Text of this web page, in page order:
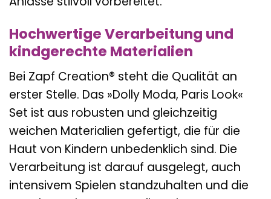
Hochwertige Verarbeitung und
kindgerechte Materialien
Bei Zapf Creation® steht die Qualität an
erster Stelle. Das »Dolly Moda, Paris Look«
Set ist aus robusten und gleichzeitig
weichen Materialien gefertigt, die für die
Haut von Kindern unbedenklich sind. Die
Verarbeitung ist darauf ausgelegt, auch
intensivem Spielen standzuhalten und die